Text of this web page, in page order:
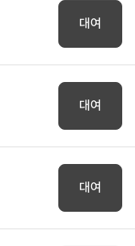
대여
대여
대여